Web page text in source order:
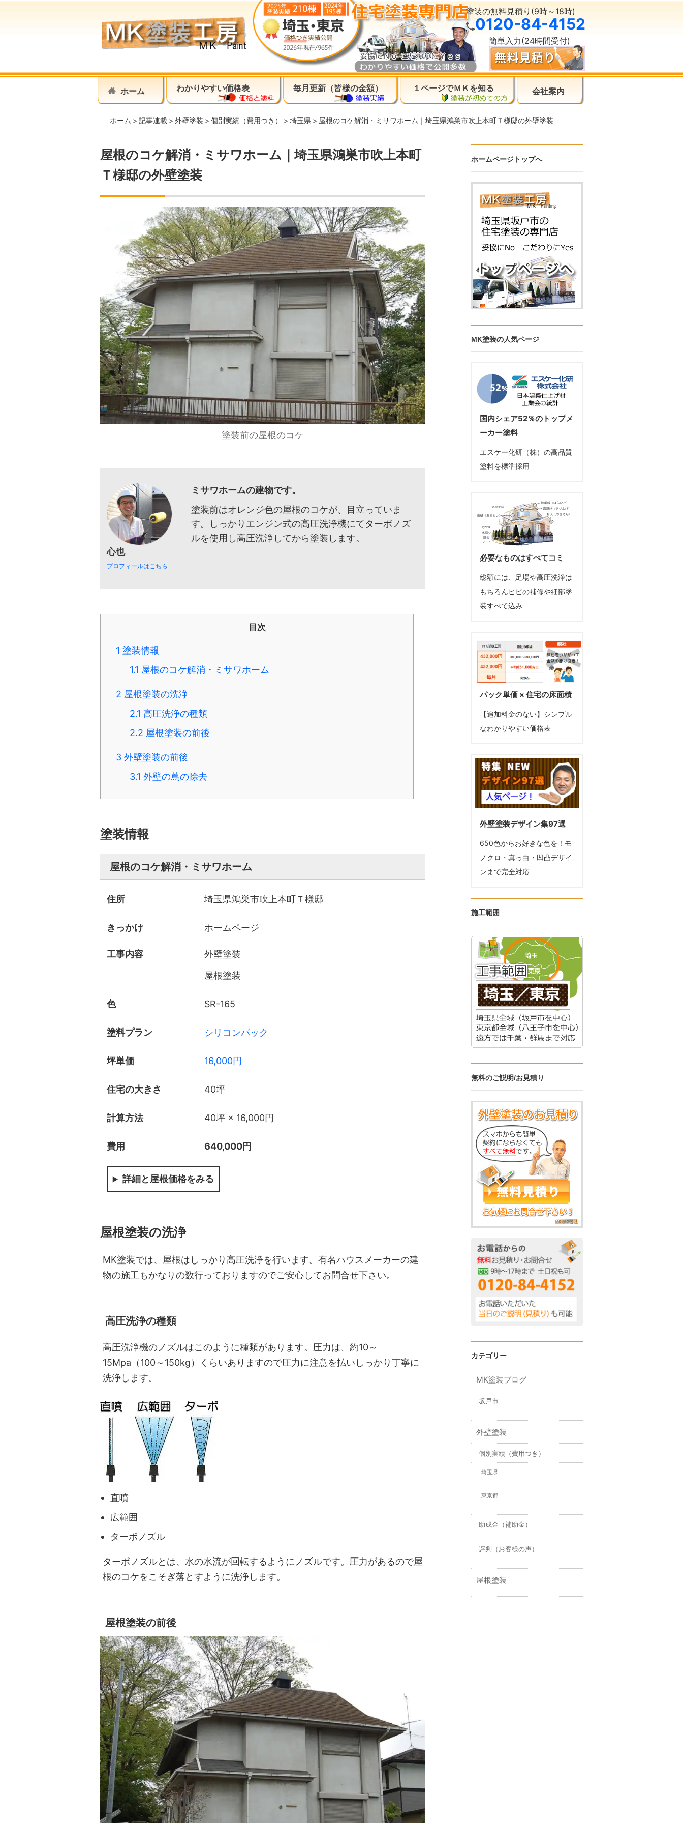
塗装の無料見積り(9時～18時)
0120-84-4152
簡単入力(24時間受付)
ホーム わかりやすい価格表 毎月更新（皆様の金額） １ページでＭＫを知る 会社案内
ホーム 記事連載 外壁塗装 個別実績（費用つき） 埼玉県 屋根のコケ解消・ミサワホーム｜埼玉県鴻巣市吹上本町Ｔ様邸の外壁塗装
屋根のコケ解消・ミサワホーム｜埼玉県鴻巣市吹上本町
Ｔ様邸の外壁塗装
塗装前の屋根のコケ
ミサワホームの建物です。
塗装前はオレンジ色の屋根のコケが、目立っていま
す。しっかりエンジン式の高圧洗浄機にてターボノズ
ルを使用し高圧洗浄してから塗装します。
心也
プロフィールはこちら
目次
1 塗装情報
1.1 屋根のコケ解消・ミサワホーム
2 屋根塗装の洗浄
2.1 高圧洗浄の種類
2.2 屋根塗装の前後
3 外壁塗装の前後
3.1 外壁の蔦の除去
塗装情報
屋根のコケ解消・ミサワホーム
住所 埼玉県鴻巣市吹上本町Ｔ様邸
きっかけ ホームページ
工事内容
外壁塗装
屋根塗装
色 SR-165
塗料プラン シリコンパック
坪単価 16,000円
住宅の大きさ 40坪
計算方法 40坪 × 16,000円
費用 640,000円
詳細と屋根価格
屋根塗装の洗浄
MK塗装では、屋根はしっかり高圧洗浄を行います。有名ハウスメーカーの建
物の施工もかなりの数行っておりますのでご安心してお問合せ下さい。
高圧洗浄の種類
高圧洗浄機のノズルはこのように種類があります。圧力は、約10～
15Mpa（100～150kg）くらいありますので圧力に注意を払いしっかり丁寧に
洗浄します。
直噴
広範囲
ターボノズル
ターボノズルとは、水の水流が回転するようにノズルです。圧力があるので屋
根のコケをこそぎ落とすように洗浄します。
屋根塗装の前後
ホームページトップへ
MK塗装の人気ページ
国内シェア52％のトップメ
ーカー塗料
エスケー化研（株）の高品質
塗料を標準採用
必要なものはすべてコミ
総額には、足場や高圧洗浄は
もちろんヒビの補修や細部塗
装すべて込み
パック単価 × 住宅の床面積
【追加料金のない】シンプル
なわかりやすい価格表
外壁塗装デザイン集97選
650色からお好きな色を！モ
ノクロ・真っ白・凹凸デザイ
ンまで完全対応
施工範囲
無料のご説明/お見積り
カテゴリー
MK塗装ブログ
坂戸市
外壁塗装
個別実績（費用つき）
埼玉県
東京都
助成金（補助金）
評判（お客様の声）
屋根塗装